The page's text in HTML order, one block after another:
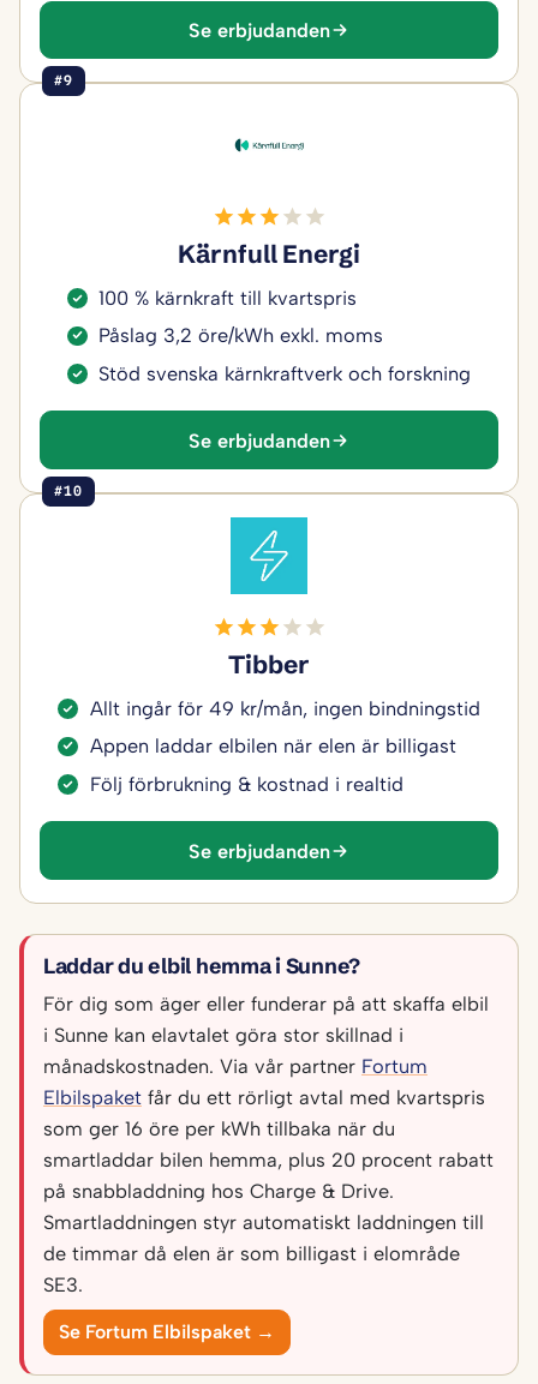
Se erbjudanden
#9
Kärnfull Energi
100 % kärnkraft till kvartspris
Påslag 3,2 öre/kWh exkl. moms
Stöd svenska kärnkraftverk och forskning
Se erbjudanden
#10
Tibber
Allt ingår för 49 kr/mån, ingen bindningstid
Appen laddar elbilen när elen är billigast
Följ förbrukning & kostnad i realtid
Se erbjudanden
Laddar du elbil hemma i Sunne?
För dig som äger eller funderar på att skaffa elbil
i Sunne kan elavtalet göra stor skillnad i
månadskostnaden. Via vår partner Fortum
Elbilspaket får du ett rörligt avtal med kvartspris
som ger 16 öre per kWh tillbaka när du
smartladdar bilen hemma, plus 20 procent rabatt
på snabbladdning hos Charge & Drive.
Smartladdningen styr automatiskt laddningen till
de timmar då elen är som billigast i elområde
SE3.
Se Fortum Elbilspaket →